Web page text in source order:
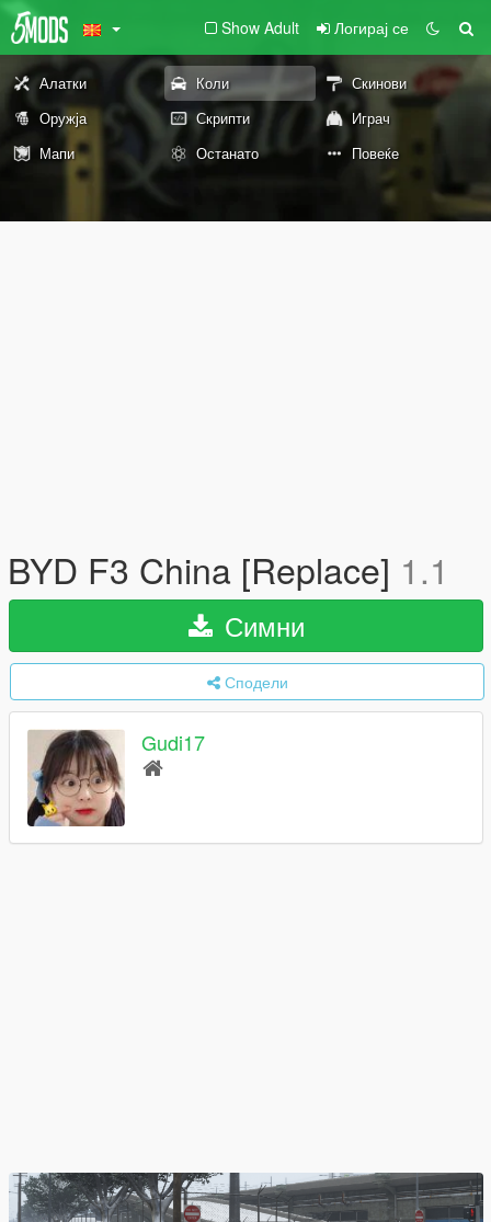
Show Adult Логирај се
Алатки Коли
Скинови
Оружја
Скрипти
Играч
Мапи
Останато Повеќе
BYD F3 China [Replace] 1.1
Симни
Сподели
Gudi17